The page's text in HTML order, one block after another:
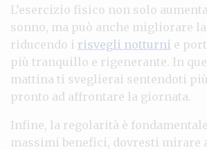
L’esercizio fisico non solo
sonno, ma può anche migliorare
riducendo i risvegli notturni e
più tranquillo e rigenerante. In
mattina ti sveglierai sentendoti
pronto ad affrontare la giornata.
Infine, la regolarità è
massimi benefici, dovresti mirare